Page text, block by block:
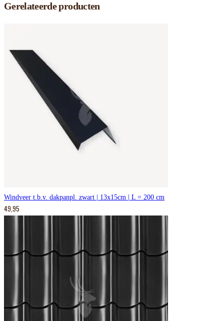
Gerelateerde producten
Windveer t.b.v. dakpanpl. zwart | 13x15cm | L = 200 cm
49,95